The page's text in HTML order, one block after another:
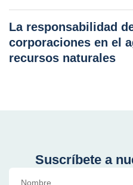
La responsabilidad
corporaciones en el
recursos naturales
Suscríbete a